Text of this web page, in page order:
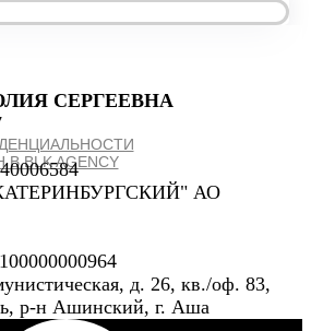
BLK AGENCY
СЕРГЕЕВНА
АО
д. 26, кв./оф. 83,
р-н Ашинский, г. Аша